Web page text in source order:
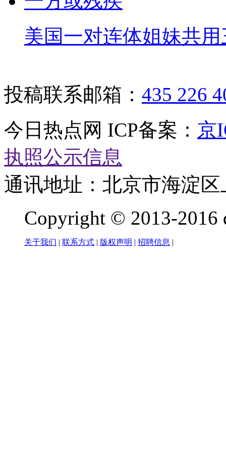
美国一对连体姐妹共
投稿联系邮箱： 435 226
今日热点网 ICP备案： 京
执照公示信息
通讯地址：北京市海淀
Copyright © 2013-2016
关于我们 | 联系方式 | 版权声明 | 招聘信息 |